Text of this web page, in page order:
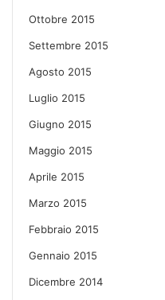
Ottobre 2015
Settembre 2015
Agosto 2015
Luglio 2015
Giugno 2015
Maggio 2015
Aprile 2015
Marzo 2015
Febbraio 2015
Gennaio 2015
Dicembre 2014